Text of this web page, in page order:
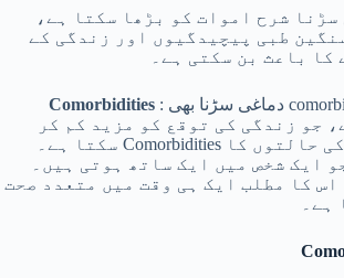
سڑنا شرح اموات کو بڑھا سکتا ہے،
طبی پیچیدگیوں اور زندگی کے
کا باعث بن سکتی ہے۔
Comorbidities : دماغی سڑنا بھی comorbidities کے خطرے میں
جو زندگی کی توقع کو مزید کم کر
سکتا ہے۔ Comorbidities دو یا زیادہ صحت کی حالتوں کا
ایک شخص میں ایک ساتھ ہوتی ہیں۔
کا مطلب ایک ہی وقت میں متعدد صحت
ہے۔